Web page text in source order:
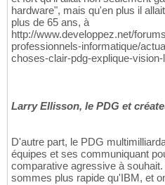
hardware", mais qu'en plus il
plus de 65 ans, à
http://www.developpez.net/
professionnels-informatique/
choses-clair-pdg-explique-
Larry Ellisson, le PDG et
D'autre part, le PDG
équipes et ses communiquant
comparative agressive à
sommes plus rapide qu'IBM, et